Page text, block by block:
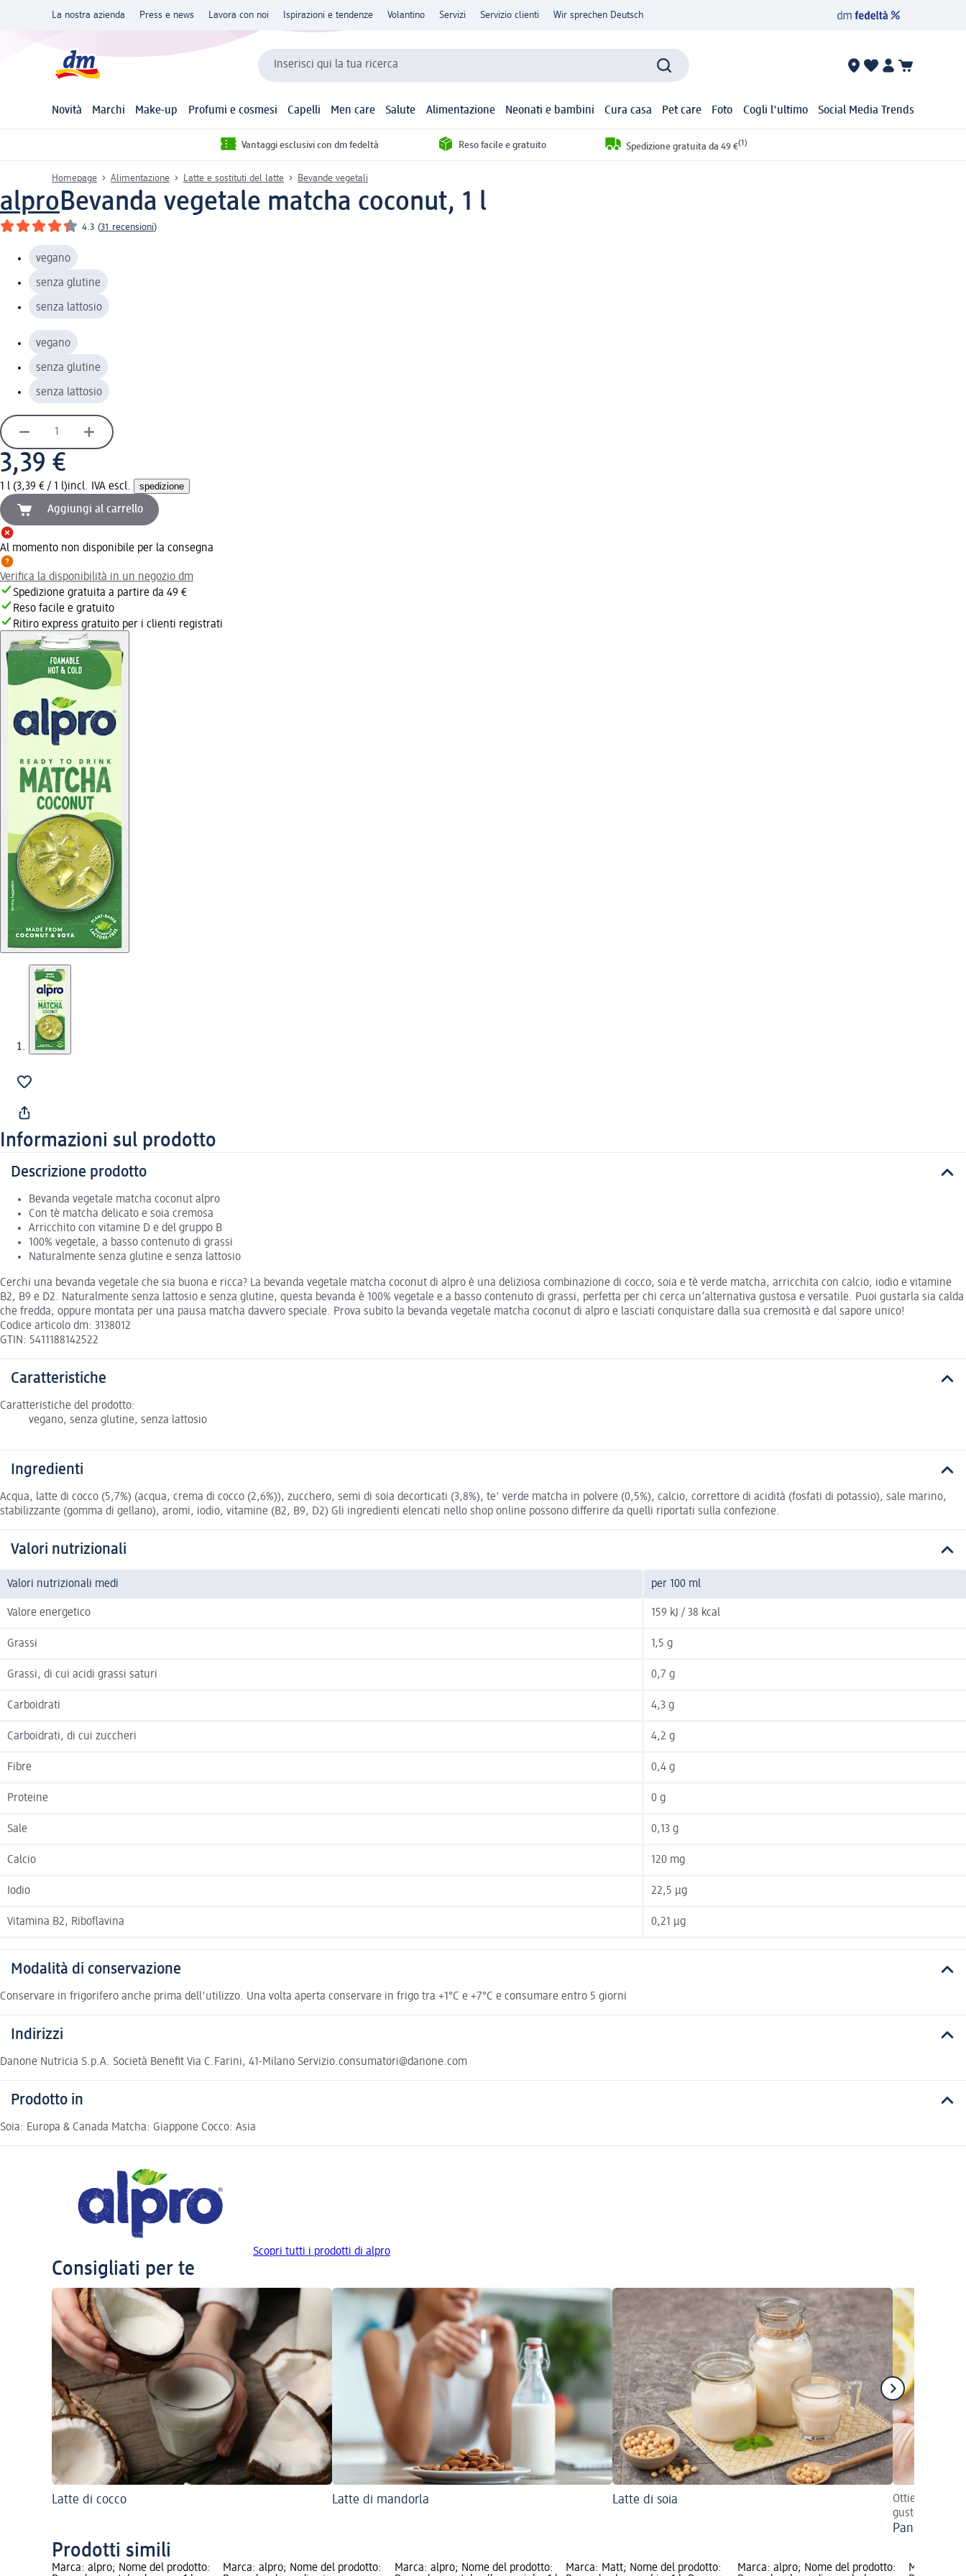
La nostra azienda Press e news Lavora con noi Ispirazioni e tendenze Volantino Servizi Servizio clienti Wir sprechen Deutsch
Inserisci qui la tua ricerca
Novità Marchi Make-up Profumi e cosmesi Capelli Men care Salute Alimentazione Neonati e bambini Cura casa Pet care Foto Cogli l'ultimo Social Media Trends
Vantaggi esclusivi con dm fedeltà Reso facile e gratuito Spedizione gratuita da 49 €(1)
Homepage Alimentazione Latte e sostituti del latte Bevande vegetali
alproBevanda vegetale matcha coconut, 1 l
4.3 (31 recensioni)
vegano
senza glutine
senza lattosio
vegano
senza glutine
senza lattosio
3,39 €
1 l (3,39 € / 1 l)incl. IVA escl. spedizione
Aggiungi al carrello
Al momento non disponibile per la consegna
Verifica la disponibilità in un negozio dm
Spedizione gratuita a partire da 49 €
Reso facile e gratuito
Ritiro express gratuito per i clienti registrati
Informazioni sul prodotto
Descrizione prodotto
Bevanda vegetale matcha coconut alpro
Con tè matcha delicato e soia cremosa
Arricchito con vitamine D e del gruppo B
100% vegetale, a basso contenuto di grassi
Naturalmente senza glutine e senza lattosio
Cerchi una bevanda vegetale che sia buona e ricca? La bevanda vegetale matcha coconut di alpro è una deliziosa combinazione di cocco, soia e tè verde matcha, arricchita con calcio, iodio e vitamine
B2, B9 e D2. Naturalmente senza lattosio e senza glutine, questa bevanda è 100% vegetale e a basso contenuto di grassi, perfetta per chi cerca un’alternativa gustosa e versatile. Puoi gustarla sia calda
che fredda, oppure montata per una pausa matcha davvero speciale. Prova subito la bevanda vegetale matcha coconut di alpro e lasciati conquistare dalla sua cremosità e dal sapore unico!
Codice articolo dm: 3138012
GTIN: 5411188142522
Caratteristiche
Caratteristiche del prodotto:
vegano, senza glutine, senza lattosio
Ingredienti
Acqua, latte di cocco (5,7%) (acqua, crema di cocco (2,6%)), zucchero, semi di soia decorticati (3,8%), te' verde matcha in polvere (0,5%), calcio, correttore di acidità (fosfati di potassio), sale marino,
stabilizzante (gomma di gellano), aromi, iodio, vitamine (B2, B9, D2) Gli ingredienti elencati nello shop online possono differire da quelli riportati sulla confezione.
Valori nutrizionali
Valori nutrizionali medi per 100 ml
Valore energetico 159 kJ / 38 kcal
Grassi 1,5 g
Grassi, di cui acidi grassi saturi 0,7 g
Carboidrati 4,3 g
Carboidrati, di cui zuccheri 4,2 g
Fibre 0,4 g
Proteine 0 g
Sale 0,13 g
Calcio 120 mg
Iodio 22,5 µg
Vitamina B2, Riboflavina 0,21 µg
Modalità di conservazione
Conservare in frigorifero anche prima dell'utilizzo. Una volta aperta conservare in frigo tra +1°C e +7°C e consumare entro 5 giorni
Indirizzi
Danone Nutricia S.p.A. Società Benefit Via C.Farini, 41-Milano Servizio.consumatori@danone.com
Prodotto in
Soia: Europa & Canada Matcha: Giappone Cocco: Asia
Scopri tutti i prodotti di alpro
Consigliati per te
Latte di cocco Latte di mandorla Latte di soia
Ottieni una
gustose
Panatura
Prodotti simili
Marca: alpro; Nome del prodotto:
Marca: alpro; Nome del prodotto:
Marca: alpro; Nome del prodotto:
Marca: Matt; Nome del prodotto:
Marca: alpro; Nome del prodotto:
Marca: